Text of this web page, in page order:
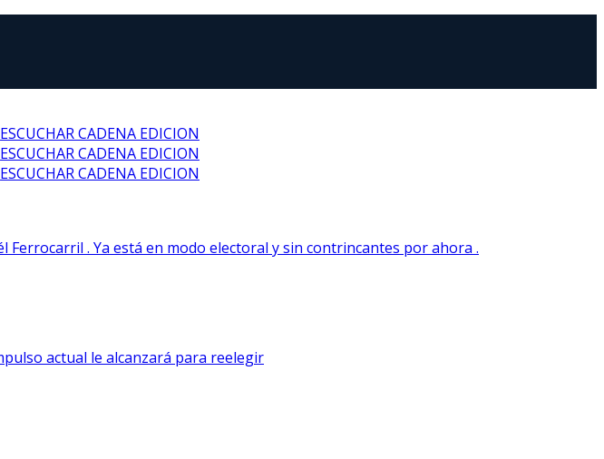
ESCUCHAR CADENA EDICION
ESCUCHAR CADENA EDICION
ESCUCHAR CADENA EDICION